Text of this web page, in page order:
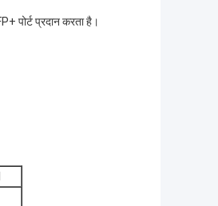
प्रदान करता है।